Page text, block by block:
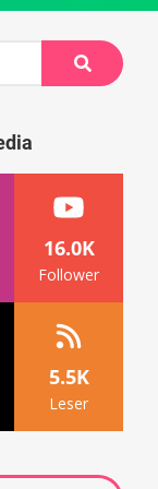
Suche
16.0K
Follower
5.5K
Leser